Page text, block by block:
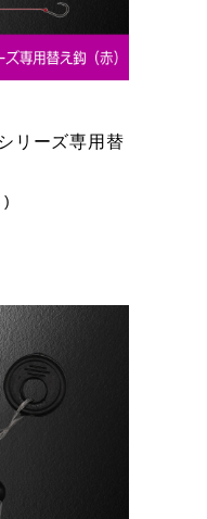
リーズ専用替
)